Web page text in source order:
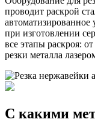
проводит раскрой
автоматизированное
при изготовлении
все этапы раскроя:
резки металла
С какими